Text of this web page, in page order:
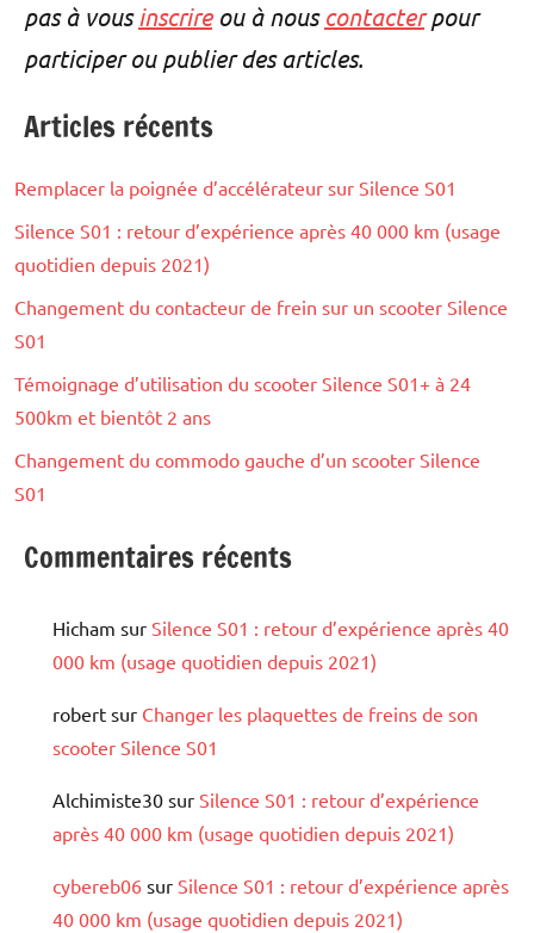
pas à vousinscrireou à nous contacterpour
participer ou publier des articles.
Articles récents
Remplacer la poignée d’accélérateur sur Silence S01
Silence S01 : retour d’expérience après 40 000 km (usage
quotidien depuis 2021)
Changement du contacteur de frein sur un scooter Silence
S01
Témoignage d’utilisation du scooter Silence S01+ à 24
500km et bientôt 2 ans
Changement du commodo gauche d’un scooter Silence
S01
Commentaires récents
Hicham sur Silence S01 : retour d’expérience après 40
000 km (usage quotidien depuis 2021)
robert sur Changer les plaquettes de freins de son
scooter Silence S01
Alchimiste30 sur Silence S01 : retour d’expérience
après 40 000 km (usage quotidien depuis 2021)
cybereb06 sur Silence S01 : retour d’expérience après
40 000 km (usage quotidien depuis 2021)